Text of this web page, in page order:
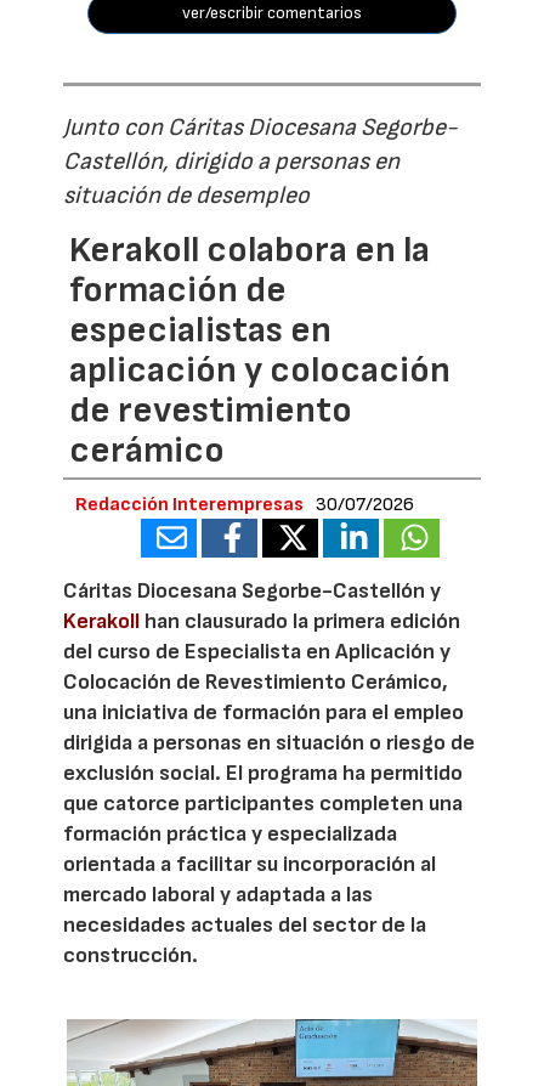
ver/escribir comentarios
Junto con Cáritas Diocesana Segorbe-
Castellón, dirigido a personas en
situación de desempleo
Kerakoll colabora en la
formación de
especialistas en
aplicación y colocación
de revestimiento
cerámico
Redacción Interempresas 30/07/2026
Cáritas Diocesana Segorbe-Castellón y
Kerakoll han clausurado la primera edición
del curso de Especialista en Aplicación y
Colocación de Revestimiento Cerámico,
una iniciativa de formación para el empleo
dirigida a personas en situación o riesgo de
exclusión social. El programa ha permitido
que catorce participantes completen una
formación práctica y especializada
orientada a facilitar su incorporación al
mercado laboral y adaptada a las
necesidades actuales del sector de la
construcción.